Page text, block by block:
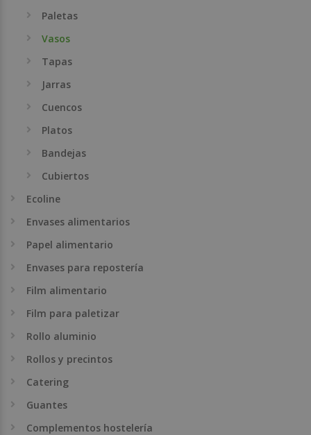
Paletas
Vasos
Tapas
Jarras
Cuencos
Platos
Bandejas
Cubiertos
Ecoline
Envases alimentarios
Papel alimentario
Envases para repostería
Film alimentario
Film para paletizar
Rollo aluminio
Rollos y precintos
Catering
Guantes
Complementos hostelería